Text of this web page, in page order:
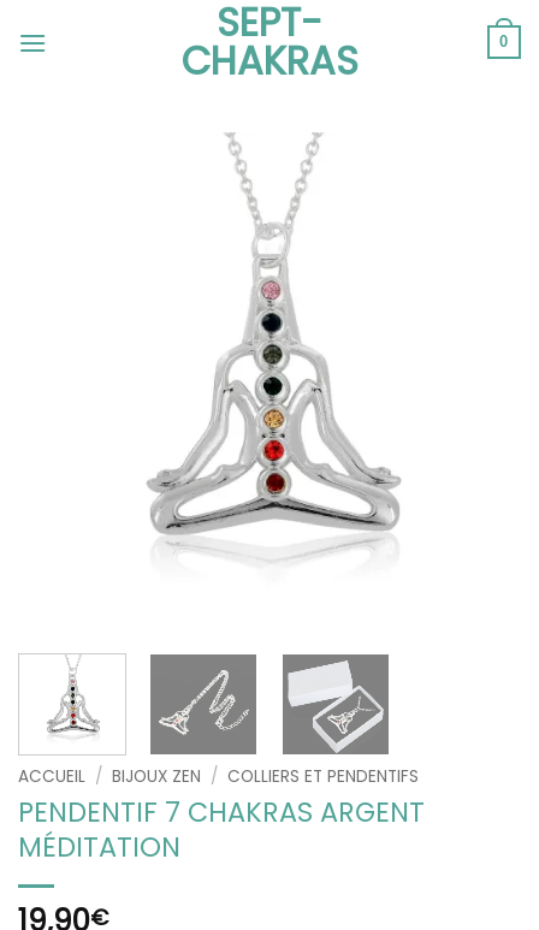
au
SEPT-
CHAKRAS 0
ACCUEIL / BIJOUX ZEN / COLLIERS ET PENDENTIFS
PENDENTIF 7 CHAKRAS ARGENT
MÉDITATION
19,90€